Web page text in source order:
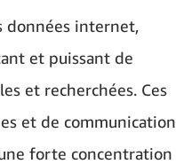
données internet,
et puissant de
et recherchées. Ces
et de communication
forte concentration